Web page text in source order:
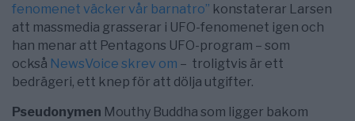
fenomenet väcker vår barnatro” konstaterar Larsen
att massmedia grasserar i UFO-fenomenet igen och
han menar att Pentagons UFO-program – som
också NewsVoice skrev om – troligtvis är ett
bedrägeri, ett knep för att dölja utgifter.
Pseudonymen Mouthy Buddha som ligger bakom